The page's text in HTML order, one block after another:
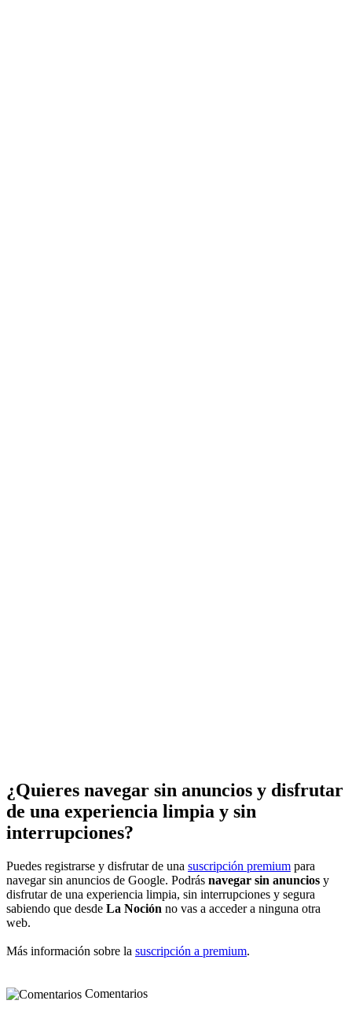
¿Quieres navegar sin anuncios y disfrutar
de una experiencia limpia y sin
interrupciones?
Puedes registrarse y disfrutar de una suscripción premium para
navegar sin anuncios de Google. Podrás navegar sin anuncios y
disfrutar de una experiencia limpia, sin interrupciones y segura
sabiendo que desde La Noción no vas a acceder a ninguna otra
web.
Más información sobre la suscripción a premium.
Comentarios